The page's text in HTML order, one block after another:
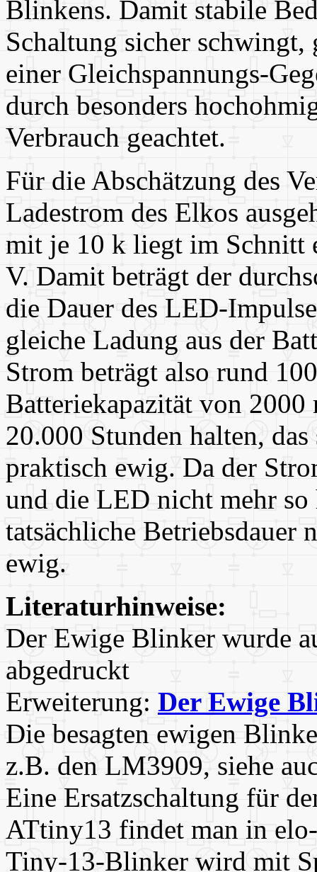
Blinkens. Damit stabile
Schaltung sicher
einer Gleichspannungs-
durch besonders
Verbrauch geachtet.
Für die Abschätzung des
Ladestrom des Elkos
mit je 10 k liegt im Schnitt
V. Damit beträgt der
die Dauer des LED-
gleiche Ladung aus der
Strom beträgt also rund
Batteriekapazität von
20.000 Stunden halten,
praktisch ewig. Da der
und die LED nicht mehr
tatsächliche Betriebsdauer
ewig.
Literaturhinweise:
Der Ewige Blinker wurde
abgedruckt
Erweiterung: Der Ewige
Die besagten ewigen
z.B. den LM3909, siehe
Eine Ersatzschaltung für
ATtiny13 findet man in
Tiny-13-Blinker wird mit